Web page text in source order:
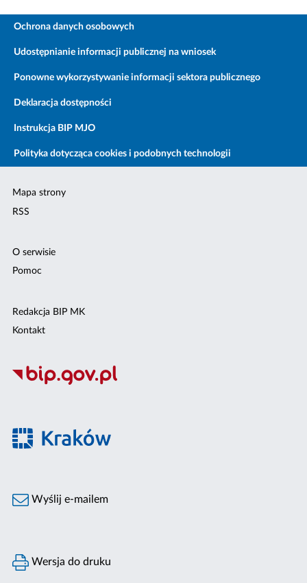
Ochrona danych osobowych
Udostępnianie informacji publicznej na wniosek
Ponowne wykorzystywanie informacji sektora publicznego
Deklaracja dostępności
Instrukcja BIP MJO
Polityka dotycząca cookies i podobnych technologii
Mapa strony
RSS
O serwisie
Pomoc
Redakcja BIP MK
Kontakt
Wyślij e-mailem
Wersja do druku